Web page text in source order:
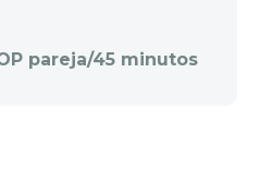
pareja/45 minutos